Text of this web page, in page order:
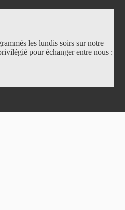
les lundis soirs sur notre
pour échanger entre nous :